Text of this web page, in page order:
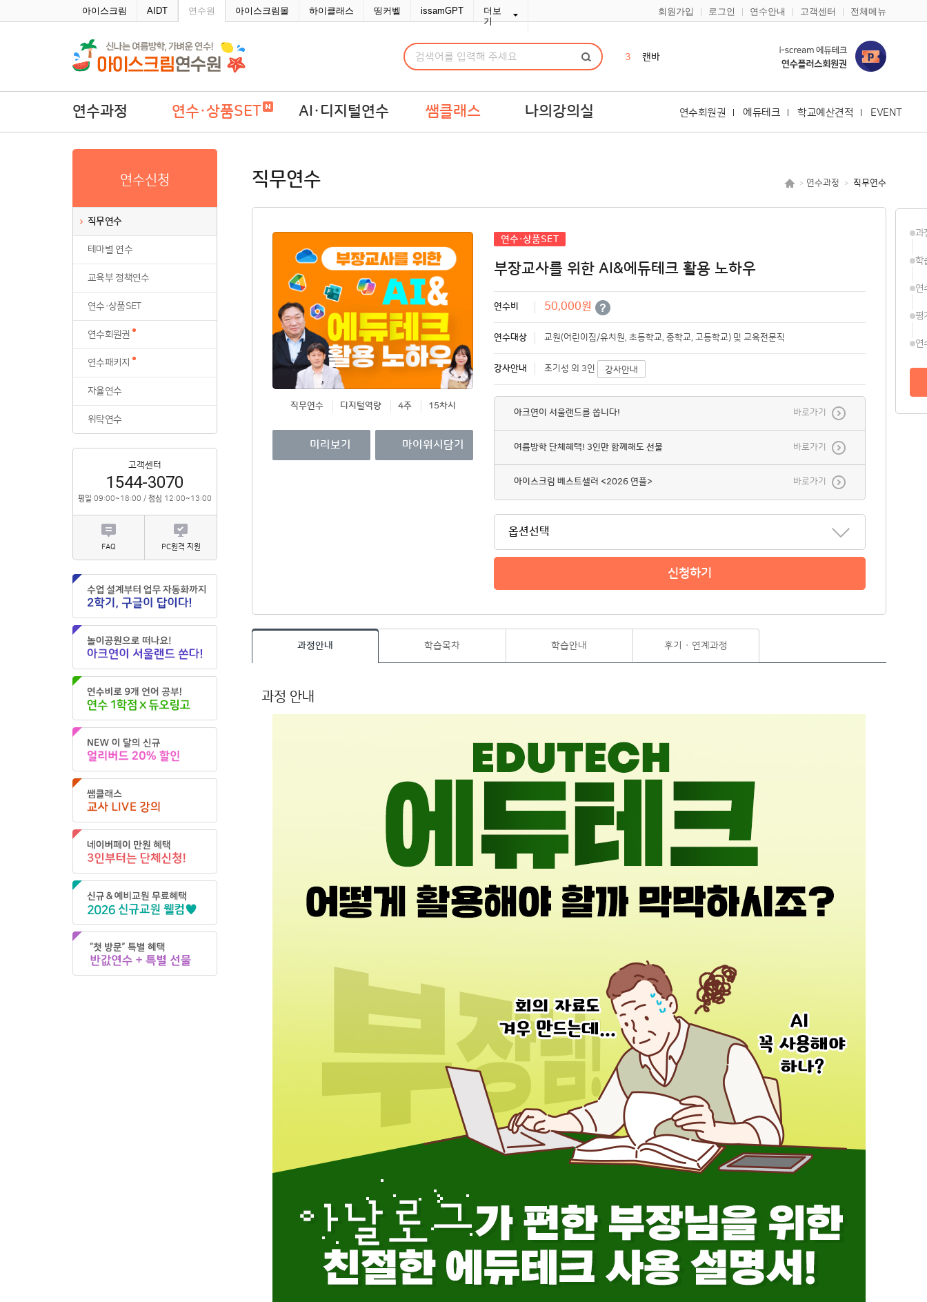
아이스크림 AIDT 연수원 아이스크림몰 하이클래스 띵커벨 issamGPT
더보
기
회원가입 로그인 연수안내 고객센터 전체메뉴
한국사
3
캔바
10
노션
연수과정
테마별 연수
교육부 정책연수
연수·상품SET
연수회원권
연수패키지
자율연수
위탁연수
연수·상품SET AI·디지털연수
학교맞춤 예산견적
쌤클래스
쌤바이브
나의강의실
연수변경/취소
단체신청관리
나의문의함
포인트/쿠폰
영수증/이수증
개인정보관리
MY회원권/패키지
연수회원권 에듀테크 학교예산견적 EVENT
연수신청
직무연수
테마별 연수
교육부 정책연수
연수·상품SET
연수회원권
연수패키지
자율연수
위탁연수
고객센터
1544-3070
평일 09:00~18:00 / 점심 12:00~13:00
FAQ PC원격 지원
과
학
연
평
연
직무연수 > 연수과정 > 직무연수
연수·상품SET
부장교사를 위한 AI&에듀테크 활용 노하우
연수비 50,000원
연수대상 교원(어린이집/유치원, 초등학교, 중학교, 고등학교) 및 교육전문직
강사안내 조기성 외 3인 강사안내
아크연이 서울랜드를 쏩니다! 바로가기
여름방학 단체혜택! 3인만 함께해도 선물 바로가기
아이스크림 베스트셀러 <2026 연플> 바로가기
옵션선택
신청하기
직무연수 디지털역량 4주 15차시
미리보기 마이위시담기
과정안내 학습목차 학습안내 후기 · 연계과정
과정 안내